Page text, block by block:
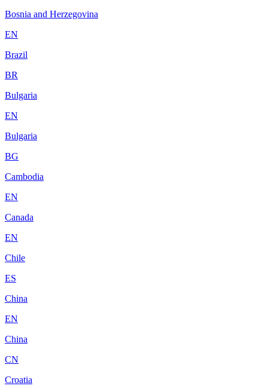
Bosnia and Herzegovina
EN
Brazil
BR
Bulgaria
EN
Bulgaria
BG
Cambodia
EN
Canada
EN
Chile
ES
China
EN
China
CN
Croatia